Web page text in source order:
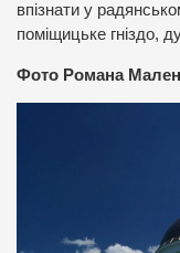
впізнати у
поміщицьке гніздо,
Фото Романа